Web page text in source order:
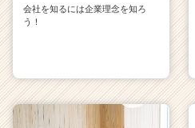
会社を知るには企業理念を知ろ
う！